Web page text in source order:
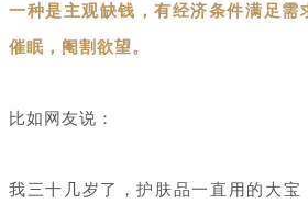
一种是主观缺钱，有经济条件满足需
催眠，阉割欲望。
比如网友说：
我三十几岁了，护肤品一直用的大宝